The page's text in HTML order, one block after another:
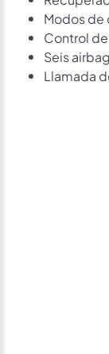
Modos
Control
Seis
Llamada